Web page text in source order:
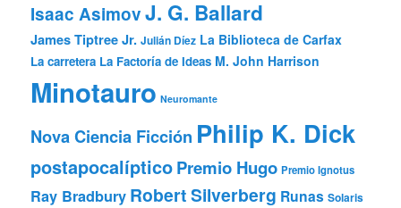
Isaac AsimovJ. G. Ballard
James Tiptree Jr. Julián Díez La Biblioteca de Carfax
La carretera La Factoría de Ideas M. John Harrison
Minotauro Neuromante
Nova Ciencia Ficción Philip K. Dick
postapocalípticoPremio Hugo Premio Ignotus
Ray Bradbury Robert Silverberg Runas Solaris